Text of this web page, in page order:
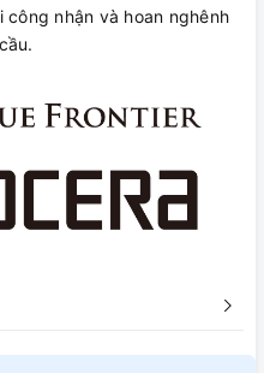
nhận và hoan nghênh